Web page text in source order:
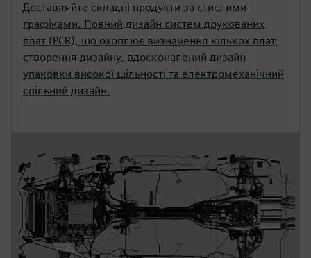
Доставляйте складні продукти за стислими
графіками. Повний дизайн систем друкованих
плат (PCB), що охоплює визначення кількох плат,
створення дизайну, вдосконалений дизайн
упаковки високої щільності та електромеханічний
спільний дизайн.